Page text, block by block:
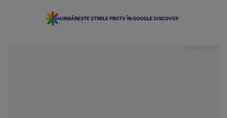
URMĂREȘTE ȘTIRILE PROTV ÎN GOOGLE DISCOVER